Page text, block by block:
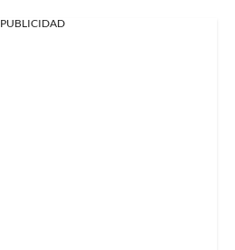
PUBLICIDAD